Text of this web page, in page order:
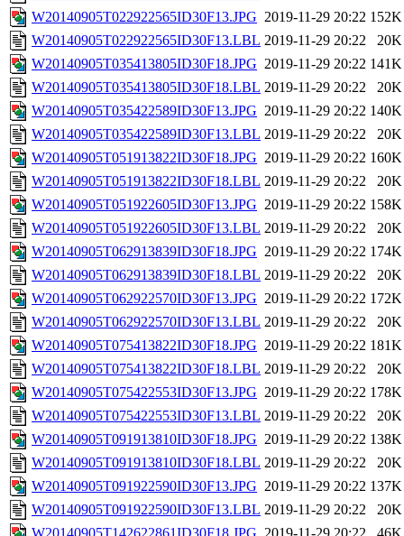
W20140905T022922565ID30F13.JPG 2019-11-29 20:22 152K
W20140905T022922565ID30F13.LBL 2019-11-29 20:22
20K
W20140905T035413805ID30F18.JPG 2019-11-29 20:22 141K
W20140905T035413805ID30F18.LBL 2019-11-29 20:22
20K
W20140905T035422589ID30F13.JPG 2019-11-29 20:22 140K
W20140905T035422589ID30F13.LBL 2019-11-29 20:22
20K
W20140905T051913822ID30F18.JPG 2019-11-29 20:22 160K
W20140905T051913822ID30F18.LBL 2019-11-29 20:22
20K
W20140905T051922605ID30F13.JPG 2019-11-29 20:22 158K
W20140905T051922605ID30F13.LBL 2019-11-29 20:22
20K
W20140905T062913839ID30F18.JPG 2019-11-29 20:22 174K
W20140905T062913839ID30F18.LBL 2019-11-29 20:22
20K
W20140905T062922570ID30F13.JPG 2019-11-29 20:22 172K
W20140905T062922570ID30F13.LBL 2019-11-29 20:22
20K
W20140905T075413822ID30F18.JPG 2019-11-29 20:22 181K
W20140905T075413822ID30F18.LBL 2019-11-29 20:22
20K
W20140905T075422553ID30F13.JPG 2019-11-29 20:22 178K
W20140905T075422553ID30F13.LBL 2019-11-29 20:22
20K
W20140905T091913810ID30F18.JPG 2019-11-29 20:22 138K
W20140905T091913810ID30F18.LBL 2019-11-29 20:22
20K
W20140905T091922590ID30F13.JPG 2019-11-29 20:22 137K
W20140905T091922590ID30F13.LBL 2019-11-29 20:22
20K